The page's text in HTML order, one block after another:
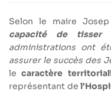
Selon le maire
capacité de tisser
administrations ont
assurer le succès des
lecaractère
représentant de